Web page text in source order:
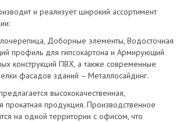
и реализует широкий ассортимент
Доборные элементы, Водосточная
профиль для гипсокартона и Армирующий
конструкций ПВХ, а также современные
фасадов зданий – Металлосайдинг.
высококачественная,
прокатная продукция. Производственное
на одной территории с офисом, что